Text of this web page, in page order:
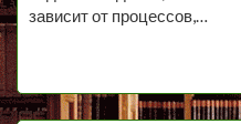
зависит от процессов,…